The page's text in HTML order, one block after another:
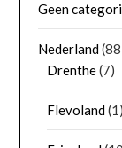
Geen
Nederland
Drenthe(7)
Flevoland(1)